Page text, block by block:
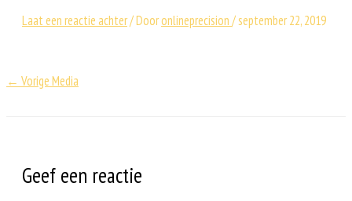
Laat een reactie achter/ Dooronlineprecision/september 22, 2019
← Vorige Media
Geef een reactie